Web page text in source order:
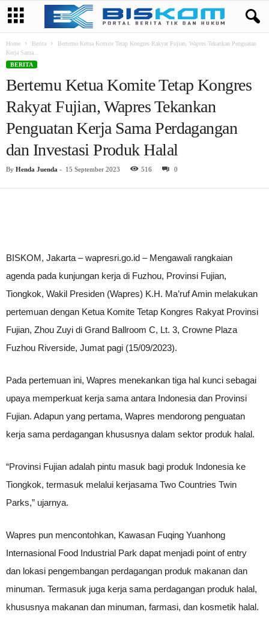
Home Berita
Bertemu Ketua Komite Tetap Kongres Rakyat Fujian, Wapres Tekankan Penguatan
Kerja Sama...
BERITA
Bertemu Ketua Komite Tetap Kongres
Rakyat Fujian, Wapres Tekankan
Penguatan Kerja Sama Perdagangan
dan Investasi Produk Halal
By Henda Juenda - 15 September 2023 516 0
BISKOM, Jakarta – wapresri.go.id – Mengawali rangkaian
agenda pada kunjungan kerja di Fuzhou, Provinsi Fujian,
Tiongkok, Wakil Presiden (Wapres) K.H. Ma’ruf Amin melakukan
pertemuan dengan Ketua Komite Tetap Kongres Rakyat Provinsi
Fujian, Zhou Zuyi di Grand Ballroom C, Lt. 3, Crowne Plaza
Fuzhou Riverside, Jumat pagi (15/09/2023).
Pada pertemuan ini, Wapres menekankan tiga hal kunci sebagai
upaya memperkuat kerja sama antara Indonesia dan Provinsi
Fujian. Adapun yang pertama, Wapres mendorong penguatan
kerja sama perdagangan khususnya dalam sektor produk halal.
“Provinsi Fujian adalah pintu masuk bagi produk Indonesia ke
Tiongkok, termasuk melalui kerjasama Two Countries Twin
Parks,” ujarnya.
Wapres pun mencontohkan, Kawasan Fuqing Yuanhong
Internasional Food Industrial Park dapat menjadi point of entry
dan lokasi pengembangan perdagangan produk makanan dan
minuman. Termasuk juga kerja sama perdagangan produk halal,
khususnya makanan dan minuman, farmasi, dan kosmetik halal.